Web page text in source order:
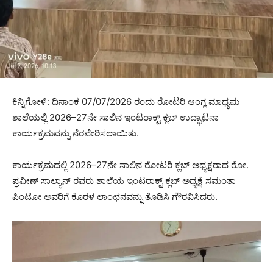
ಕಿನ್ನಿಗೋಳಿ: ದಿನಾಂಕ 07/07/2026 ರಂದು ರೋಟರಿ ಆಂಗ್ಲ ಮಾಧ್ಯಮ
ಶಾಲೆಯಲ್ಲಿ 2026–27ನೇ ಸಾಲಿನ ಇಂಟರಾಕ್ಟ್ ಕ್ಲಬ್ ಉದ್ಘಾಟನಾ
ಕಾರ್ಯಕ್ರಮವನ್ನು ನೆರವೇರಿಸಲಾಯಿತು.
ಕಾರ್ಯಕ್ರಮದಲ್ಲಿ 2026–27ನೇ ಸಾಲಿನ ರೋಟರಿ ಕ್ಲಬ್ ಅಧ್ಯಕ್ಷರಾದ ರೋ.
ಪ್ರವೀಣ್ ಸಾಲ್ಯಾನ್ ರವರು ಶಾಲೆಯ ಇಂಟರಾಕ್ಟ್ ಕ್ಲಬ್ ಅಧ್ಯಕ್ಷೆ ಸಮಂತಾ
ಪಿಂಟೋ ಅವರಿಗೆ ಕೊರಳ ಲಾಂಛನವನ್ನು ತೊಡಿಸಿ ಗೌರವಿಸಿದರು.